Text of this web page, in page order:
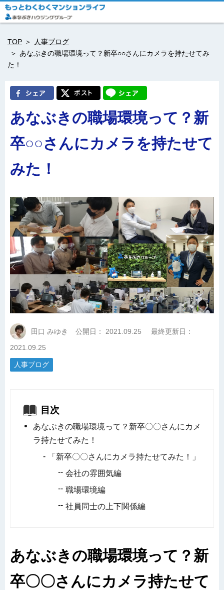
TOP
人事ブログ
あなぶきの職場環境って？新卒○○さんにカメラを持たせてみ
た！
あなぶきの職場環境って？新
卒○○さんにカメラを持たせて
みた！
田口 みゆき 公開日： 2021.09.25
最終更新日：
2021.09.25
人事ブログ
目次
あなぶきの職場環境って？新卒〇〇さんにカメ
ラ持たせてみた！
「新卒〇〇さんにカメラ持たせてみた！」
会社の雰囲気編
職場環境編
社員同士の上下関係編
あなぶきの職場環境って？新
卒〇〇さんにカメラ持たせて